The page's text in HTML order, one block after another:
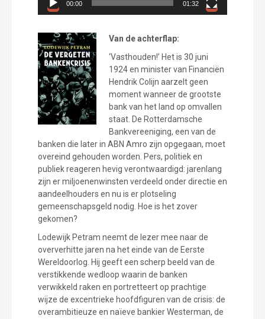
l
r
00:00 01:32
Van de achterflap:
‘Vasthouden!’ Het is 30 juni
1924 en minister van Financiën
Hendrik Colijn aarzelt geen
moment wanneer de grootste
bank van het land op omvallen
staat. De Rotterdamsche
Bankvereeniging, een van de
banken die later in ABN Amro zijn opgegaan, moet
overeind gehouden worden. Pers, politiek en
publiek reageren hevig verontwaardigd: jarenlang
zijn er miljoenenwinsten verdeeld onder directie en
aandeelhouders en nu is er plotseling
gemeenschapsgeld nodig. Hoe is het zover
gekomen?
Lodewijk Petram neemt de lezer mee naar de
oververhitte jaren na het einde van de Eerste
Wereldoorlog. Hij geeft een scherp beeld van de
verstikkende wedloop waarin de banken
verwikkeld raken en portretteert op prachtige
wijze de excentrieke hoofdfiguren van de crisis: de
overambitieuze en naïeve bankier Westerman, de